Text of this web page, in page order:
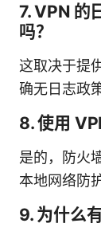
7. VPN 的
吗？
这取决于提
确无日志政
8. 使用
是的，防火
本地网络防护
9. 为什么